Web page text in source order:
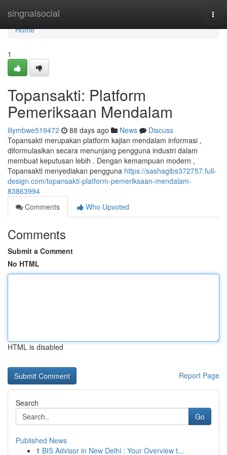
singnalsocial
Home
Home
1
Topansakti: Platform
Pemeriksaan Mendalam
lilymbwe519472 88 days ago News
Discuss
Topansakti merupakan platform kajian mendalam informasi ,
diformulasikan secara menunjang pengguna industri dalam
membuat keputusan lebih . Dengan kemampuan modern ,
Topansakti menyediakan pengguna https://sashagibs372757.full-
design.com/topansakti-platform-pemeriksaan-mendalam-
83863994
Comments
Who Upvoted
Comments
Submit a Comment
No HTML
HTML is disabled
Report Page
Search
Go
Published News
1 BIS Advisor in New Delhi : Your Overview t...